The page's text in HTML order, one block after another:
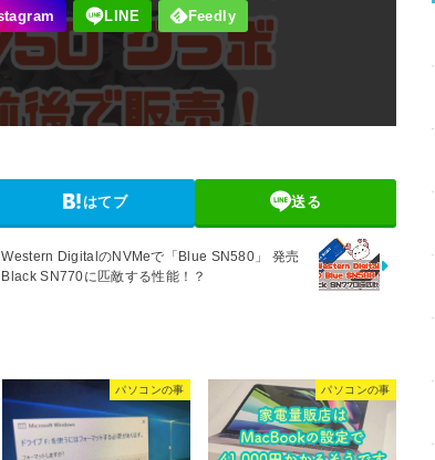
はてブ 送る
Western DigitalのNVMeで「Blue SN580」 発売
Black SN770に匹敵する性能！？
パソコンの事 パソコンの事